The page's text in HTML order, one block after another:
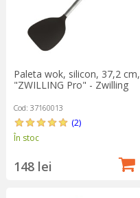
Paleta wok, silicon, 37,2 cm,
"ZWILLING Pro" - Zwilling
Cod: 37160013
(2)
În stoc
148 lei